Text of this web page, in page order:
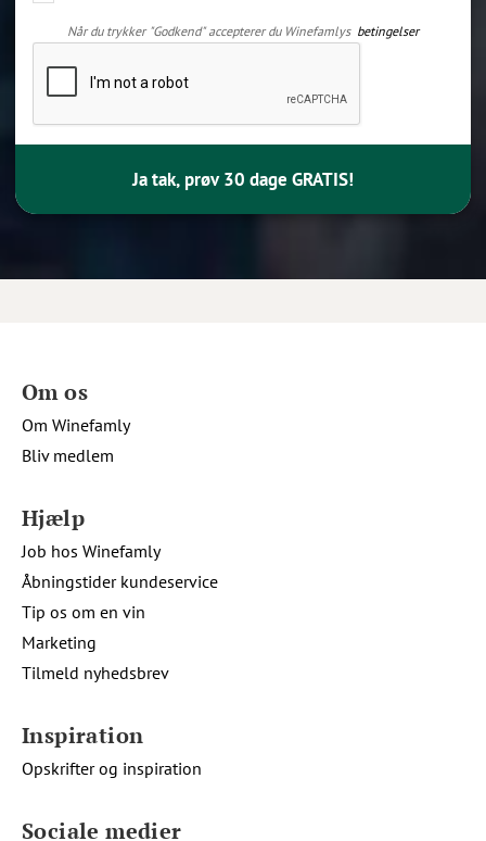
Når du trykker "Godkend" accepterer du Winefamlys betingelser
Ja tak, prøv 30 dage GRATIS!
Sociale medier
Om os
Om Winefamly
Bliv medlem
Hjælp
Job hos Winefamly
Åbningstider kundeservice
Tip os om en vin
Marketing
Tilmeld nyhedsbrev
Inspiration
Opskrifter og inspiration